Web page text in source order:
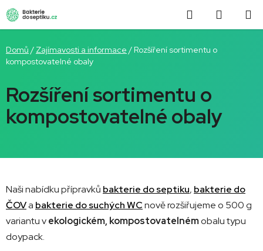
Přejít
na
obsah
Hledat
KOŠÍK
Domů / Zajímavosti a informace / Rozšíření sortimentu o
kompostovatelné obaly
Rozšíření sortimentu o
kompostovatelné obaly
Naši nabídku přípravků bakterie do septiku, bakterie do
ČOVa bakterie do suchých WCnově rozšiřujeme o 500 g
variantu vekologickém, kompostovatelnémobalu typu
doypack.